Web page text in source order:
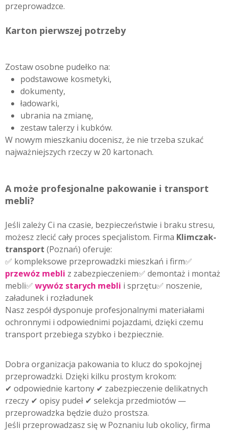
przeprowadzce.
Karton pierwszej potrzeby
Zostaw osobne pudełko na:
podstawowe kosmetyki,
dokumenty,
ładowarki,
ubrania na zmianę,
zestaw talerzy i kubków.
W nowym mieszkaniu docenisz, że nie trzeba szukać
najważniejszych rzeczy w 20 kartonach.
A może profesjonalne pakowanie i transport
mebli?
Jeśli zależy Ci na czasie, bezpieczeństwie i braku stresu,
możesz zlecić cały proces specjalistom. Firma Klimczak-
transport (Poznań) oferuje:
✅ kompleksowe przeprowadzki mieszkań i firm✅
przewóz mebli z zabezpieczeniem✅ demontaż i montaż
mebli✅ wywóz starych mebli i sprzętu✅ noszenie,
załadunek i rozładunek
Nasz zespół dysponuje profesjonalnymi materiałami
ochronnymi i odpowiednimi pojazdami, dzięki czemu
transport przebiega szybko i bezpiecznie.
Dobra organizacja pakowania to klucz do spokojnej
przeprowadzki. Dzięki kilku prostym krokom:
✔ odpowiednie kartony ✔ zabezpieczenie delikatnych
rzeczy ✔ opisy pudeł ✔ selekcja przedmiotów —
przeprowadzka będzie dużo prostsza.
Jeśli przeprowadzasz się w Poznaniu lub okolicy, firma